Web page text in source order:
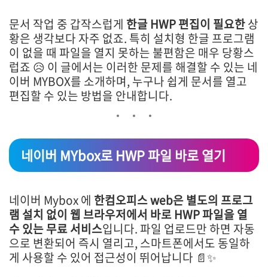
문서 작업 중 갑작스럽게 한글 HWP 편집이 필요한상
황은 생각보다 자주 없죠. 특히 설치형 한글 프로그램
이 없을 때 파일을 열지 못하는 불편함은 매우 당황스
럽죠 😥 이 글에서는 이러한 문제를 해결할 수 있는 네
이버 MYBOX를 소개하며, 누구나 쉽게 문서를 열고
편집할 수 있는 방법을 안내합니다.
네이버 MYbox로 HWP 파일 바로 열기
네이버 Mybox 에 한컴오피스 web은 별도의 프로그
램 설치 없이 웹 브라우저에서 바로 HWP 파일을 열
수 있는 무료 서비스입니다. 파일 업로드만 하면 자동
으로 변환되어 즉시 열리고, 스마트폰에서도 동일하
게 사용할 수 있어 접근성이 뛰어납니다 📄✨